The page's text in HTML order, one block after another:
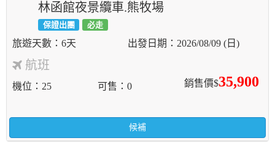
林函館夜景纜車.熊牧場
保證出團 必走
6天 2026/08/09 (日)
航班
銷售價$35,900
機位 25 可售 0
候補